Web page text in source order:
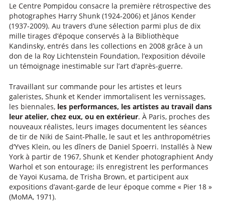
Le Centre Pompidou consacre la première rétrospective des
photographes Harry Shunk (1924-2006) et János Kender
(1937-2009). Au travers d’une sélection parmi plus de dix
mille tirages d’époque conservés à la Bibliothèque
Kandinsky, entrés dans les collections en 2008 grâce à un
don de la Roy Lichtenstein Foundation, l’exposition dévoile
un témoignage inestimable sur l’art d’après-guerre.
Travaillant sur commande pour les artistes et leurs
galeristes, Shunk et Kender immortalisent les vernissages,
les biennales, les performances, les artistes au travail dans
leur atelier, chez eux, ou en extérieur. À Paris, proches des
nouveaux réalistes, leurs images documentent les séances
de tir de Niki de Saint-Phalle, le saut et les anthropométries
d’Yves Klein, ou les dîners de Daniel Spoerri. Installés à New
York à partir de 1967, Shunk et Kender photographient Andy
Warhol et son entourage; ils enregistrent les performances
de Yayoi Kusama, de Trisha Brown, et participent aux
expositions d’avant-garde de leur époque comme « Pier 18 »
(MoMA, 1971).